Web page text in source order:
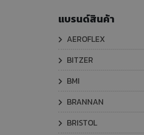
แบรนด์สินค้า
AEROFLEX
BITZER
BMI
BRANNAN
BRISTOL